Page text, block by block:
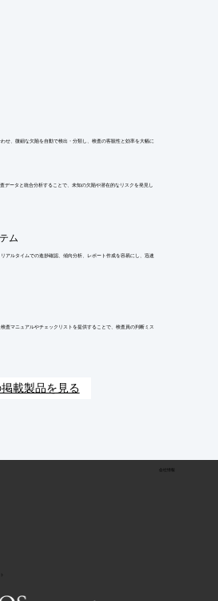
せ、微細な欠陥を自動で検出・分類し、検査の客観性と効率を大幅に
データと統合分析することで、未知の欠陥や潜在的なリスクを発見し
ム
アルタイムでの進捗確認、傾向分析、レポート作成を容易にし、迅速
査マニュアルやチェックリストを提供することで、検査員の判断ミス
載製品を見る
会社情報